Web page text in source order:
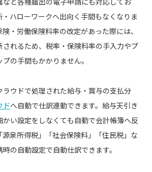
・ハローワークへ出向く手間もなくなりま
・労働保険料率の改定があった際には、
されるため、税率・保険料率の手入力やプ
の手間もかかりません。
ラウドで処理された給与・賞与の支払分
ドへ自動で仕訳連動できます。給与天引き
い設定をしなくても自動で会計帳簿へ反
泉所得税」「社会保険料」「住民税」な
の自動設定で自動仕訳できます。